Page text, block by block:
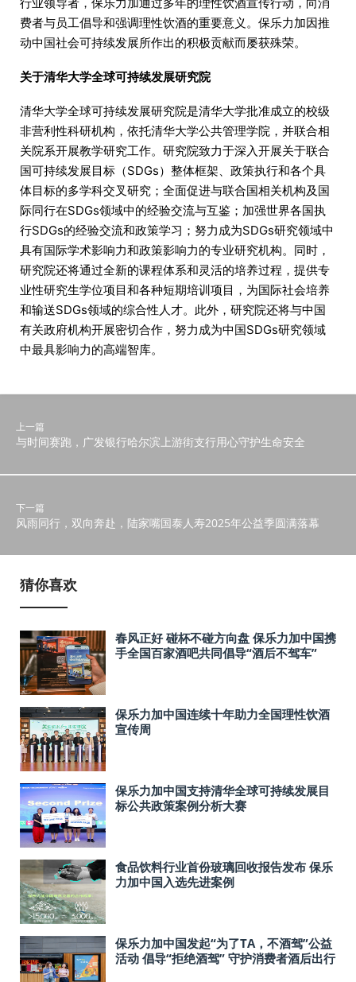
行业领导者，保乐力加通过多年的理性饮酒宣传行动，向消
费者与员工倡导和强调理性饮酒的重要意义。保乐力加因推
动中国社会可持续发展所作出的积极贡献而屡获殊荣。
关于清华大学全球可持续发展研究院
清华大学全球可持续发展研究院是清华大学批准成立的校级
非营利性科研机构，依托清华大学公共管理学院，并联合相
关院系开展教学研究工作。研究院致力于深入开展关于联合
国可持续发展目标（SDGs）整体框架、政策执行和各个具
体目标的多学科交叉研究；全面促进与联合国相关机构及国
际同行在SDGs领域中的经验交流与互鉴；加强世界各国执
行SDGs的经验交流和政策学习；努力成为SDGs研究领域中
具有国际学术影响力和政策影响力的专业研究机构。同时，
研究院还将通过全新的课程体系和灵活的培养过程，提供专
业性研究生学位项目和各种短期培训项目，为国际社会培养
和输送SDGs领域的综合性人才。此外，研究院还将与中国
有关政府机构开展密切合作，努力成为中国SDGs研究领域
中最具影响力的高端智库。
上一篇
与时间赛跑，广发银行哈尔滨上游街支行用心守护生命安全
下一篇
风雨同行，双向奔赴，陆家嘴国泰人寿2025年公益季圆满落幕
猜你喜欢
春风正好 碰杯不碰方向盘 保乐力加中国携
手全国百家酒吧共同倡导“酒后不驾车”
保乐力加中国连续十年助力全国理性饮酒
宣传周
保乐力加中国支持清华全球可持续发展目
标公共政策案例分析大赛
食品饮料行业首份玻璃回收报告发布 保乐
力加中国入选先进案例
保乐力加中国发起“为了TA，不酒驾”公益
活动 倡导“拒绝酒驾” 守护消费者酒后出行